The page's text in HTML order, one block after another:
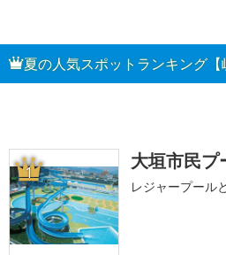
夏の人気スポットランキング【
1 大垣市民プ
レジャープール